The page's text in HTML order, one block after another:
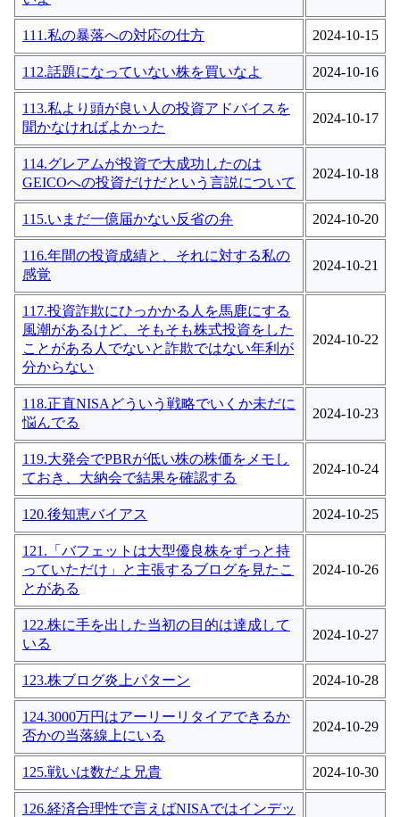
111.私の暴落への対応の仕方 2024-10-15
112.話題になっていない株を買いなよ 2024-10-16
113.私より頭が良い人の投資アドバイスを
聞かなければよかった
2024-10-17
114.グレアムが投資で大成功したのは
GEICOへの投資だけだという言説について
2024-10-18
115.いまだ一億届かない反省の弁 2024-10-20
116.年間の投資成績と、それに対する私の
感覚
2024-10-21
117.投資詐欺にひっかかる人を馬鹿にする
風潮があるけど、そもそも株式投資をした
ことがある人でないと詐欺ではない年利が
分からない
2024-10-22
118.正直NISAどういう戦略でいくか未だに
悩んでる
2024-10-23
119.大発会でPBRが低い株の株価をメモし
ておき、大納会で結果を確認する
2024-10-24
120.後知恵バイアス 2024-10-25
121.「バフェットは大型優良株をずっと持
っていただけ」と主張するブログを見たこ
とがある
2024-10-26
122.株に手を出した当初の目的は達成して
いる
2024-10-27
123.株ブログ炎上パターン 2024-10-28
124.3000万円はアーリーリタイアできるか
否かの当落線上にいる
2024-10-29
125.戦いは数だよ兄貴 2024-10-30
126.経済合理性で言えばNISAではインデッ